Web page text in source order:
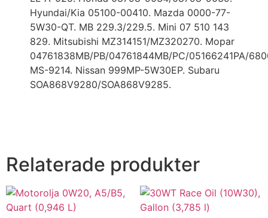
Hyundai/Kia 05100-00410. Mazda 0000-77-
5W30-QT. MB 229.3/229.5. Mini 07 510 143
829. Mitsubishi MZ314151/MZ320270. Mopar
04761838MB/PB/04761844MB/PC/05166241PA/
MS-9214. Nissan 999MP-5W30EP. Subaru
SOA868V9280/SOA868V9285.
Relaterade produkter